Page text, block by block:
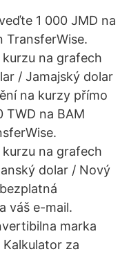
1 000 JMD na
TransferWise.
na grafech
/ Jamajský dolar
na kurzy přímo
TWD na BAM
na grafech
dolar / Nový
váš e-mail.
marka
za